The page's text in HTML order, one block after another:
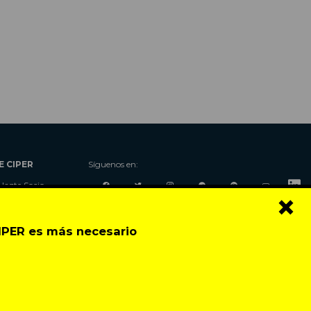
es más necesario
×
CIPER
Socio
Síguenos en: